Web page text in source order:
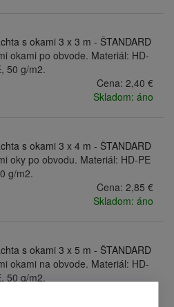
s okami 3 x 3 m - ŠTANDARD
okami po obvode. Materiál: HD-
50 g/m2.
Cena: 2,40 €
Skladom: áno
s okami 3 x 4 m - ŠTANDARD
oky po obvodu. Materiál: HD-PE
g/m2.
Cena: 2,85 €
Skladom: áno
s okami 3 x 5 m - ŠTANDARD
okami na obvode. Materiál: HD-
50 g/m2.